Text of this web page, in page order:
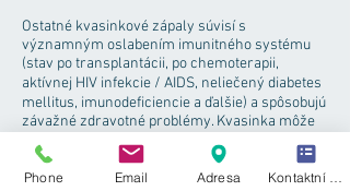
Ostatné kvasinkové zápaly súvisí s
významným oslabením imunitného systému
(stav po transplantácii, po chemoterapii,
aktívnej HIV infekcie / AIDS, neliečený diabetes
mellitus, imunodeficiencie a ďalšie) a spôsobujú
závažné zdravotné problémy. Kvasinka môže
napádať zažívací trakt, dýchacie cesty,
centrálny nervový systém, obličky, pečeň a
ďalšie orgány. Prípadne sa ochorenie rozvinie
Phone Email Adresa